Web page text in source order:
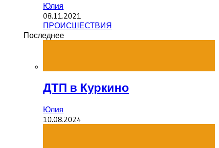
Юлия
08.11.2021
ПРОИСШЕСТВИЯ
Последнее
ДТП в Куркино
Юлия
10.08.2024